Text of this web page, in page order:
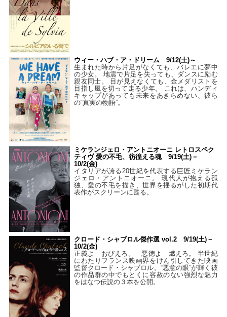
ウィー・ハブ・ア・ドリーム 9/12(土)～
生まれた時から片足がなくても、バレエに夢中
の少女。 地震で片足を失っても、ダンスに励む
親友同士。 目が見えなくても、金メダリストを
目指し風を切って走る少年。 これは、ハンディ
キャップがあっても未来をあきらめない、彼ら
の“真実の物語”。
ミケランジェロ・アントニオーニ レトロスペク
ティヴ 愛の不毛、彷徨える魂 9/19(土)－
10/2(金)
イタリアが誇る20世紀を代表する巨匠ミケラン
ジェロ・アントニオーニ。 現代人が抱える孤
独、愛の不毛を描き、世界を揺るがした初期代
表作がスクリーンに甦る。
クロード・シャブロル傑作選 vol.2 9/19(土)－
10/2(金)
正義よ おびえろ。 悪徳よ 燃えろ。 半世紀
にわたりフランス映画界をけん引してきた映画
監督クロード・シャブロル。“悪意の眼”が輝く彼
の作品群の中でもとくに容赦のない強烈な魅力
をはなつ伝説の３本を公開。